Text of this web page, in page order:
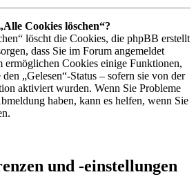
Cookies löschen“?
löscht die Cookies, die phpBB erstellt
dass Sie im Forum angemeldet
ermöglichen Cookies einige Funktionen,
„Gelesen“-Status – sofern sie von der
aktiviert wurden. Wenn Sie Probleme
haben, kann es helfen, wenn Sie
und -einstellungen